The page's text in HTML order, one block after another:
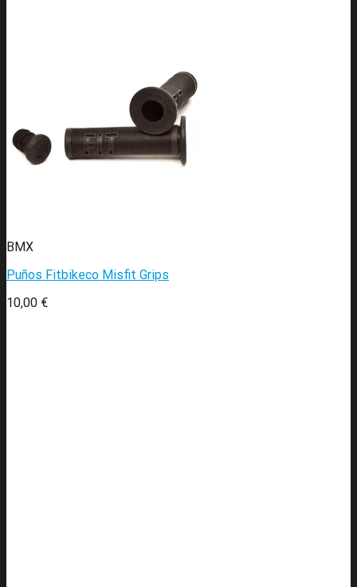
BMX
Puños Fitbikeco Misfit Grips
10,00 €